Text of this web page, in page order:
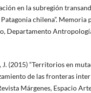
en la subregión
chilena”. Memoria
Departamento
J. (2015) “Territorios en
de las fronteras
Márgenes, Espacio